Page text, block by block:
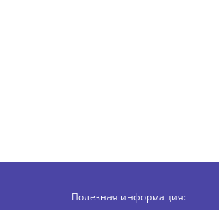
Полезная информация: